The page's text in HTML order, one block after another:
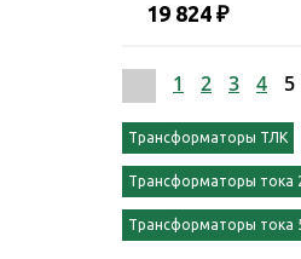
19 824 ₽
1 2 3 4 5
Трансформаторы ТЛК
Трансформаторы тока
Трансформаторы тока